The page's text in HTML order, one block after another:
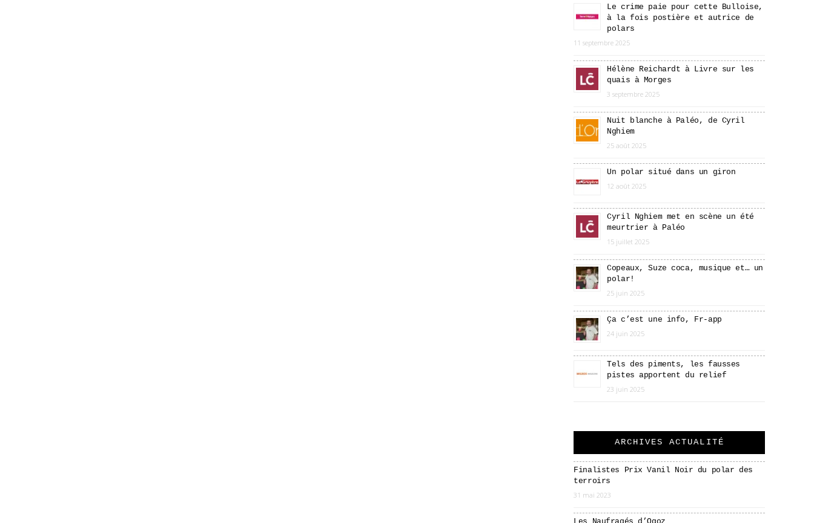
Le crime paie pour cette Bulloise,
à la fois postière et autrice de
polars
11 septembre 2025
Hélène Reichardt à Livre sur les
quais à Morges
3 septembre 2025
Nuit blanche à Paléo, de Cyril
Nghiem
25 août 2025
Un polar situé dans un giron
12 août 2025
Cyril Nghiem met en scène un été
meurtrier à Paléo
15 juillet 2025
Copeaux, Suze coca, musique et… un
polar!
25 juin 2025
Ça c’est une info, Fr-app
24 juin 2025
Tels des piments, les fausses
pistes apportent du relief
23 juin 2025
ARCHIVES ACTUALITÉ
Finalistes Prix Vanil Noir du polar des
terroirs
31 mai 2023